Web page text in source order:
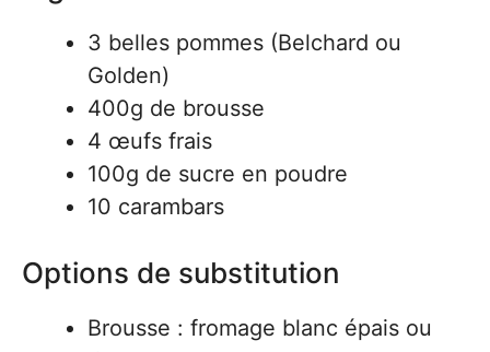
3 belles pommes (Belchard ou
Golden)
400g de brousse
4 œufs frais
100g de sucre en poudre
10 carambars
Options de substitution
Brousse : fromage blanc épais ou